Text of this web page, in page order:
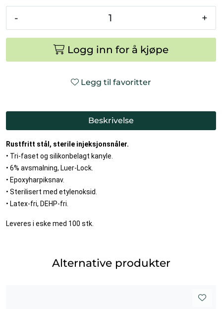
- +
Logg inn for å kjøpe
Legg til favoritter
Beskrivelse
Rustfritt stål, sterile injeksjonsnåler.
• Tri-faset og silikonbelagt kanyle.
• 6% avsmalning, Luer-Lock.
• Epoxyharpiksnav.
• Sterilisert med etylenoksid.
• Latex-fri, DEHP-fri.
Leveres i eske med 100 stk.
Alternative produkter